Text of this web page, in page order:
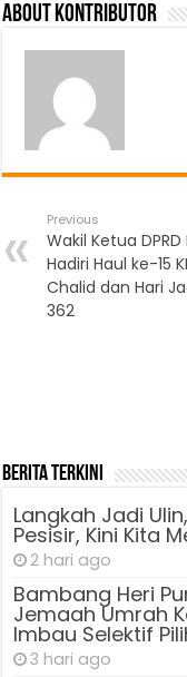
About Kontributor
Previous
Wakil Ketua DPRD
Hadiri Haul ke-15
Chalid dan Hari
362
Berita Terkini
Langkah Jadi
Pesisir, Kini Kita
2 hari ago
Bambang Heri
Jemaah Umrah
Imbau Selektif
3 hari ago